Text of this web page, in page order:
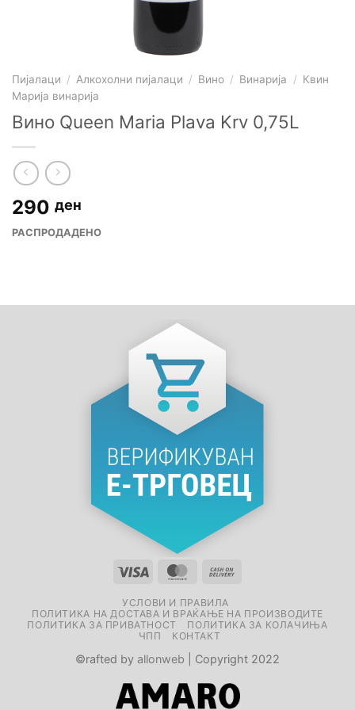
Пијалаци / Алкохолни пијалаци / Вино / Винарија / Квин
Марија винарија
Вино Queen Maria Plava Krv 0,75L
290 ден
РАСПРОДАДЕНО
УСЛОВИ И ПРАВИЛА
ПОЛИТИКА НА ДОСТАВА И ВРАЌАЊЕ НА ПРОИЗВОДИТЕ
ПОЛИТИКА ЗА ПРИВАТНОСТ
ПОЛИТИКА ЗА КОЛАЧИЊА
ЧПП
КОНТАКТ
©rafted by allonweb | Copyright 2022